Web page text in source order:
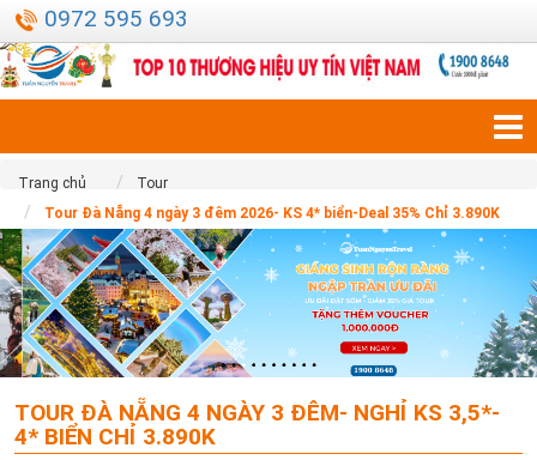
0972 595 693
Trang chủ
Tour
Tour Đà Nẵng 4 ngày 3 đêm 2026- KS 4* biển-Deal 35% Chỉ 3.890K
TOUR ĐÀ NẴNG 4 NGÀY 3 ĐÊM- NGHỈ KS 3,5*-
4* BIỂN CHỈ 3.890K